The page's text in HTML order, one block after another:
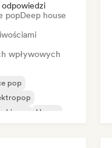
popDeep house
wpływowych
pop
pop House